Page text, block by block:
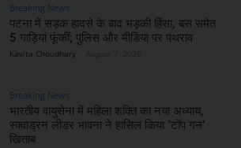
Breaking News
पटना में सड़क हादसे के बाद भड़की हिंसा, बस समेत
5 गाड़ियां फूंकीं; पुलिस और मीडिया पर पथराव
Kavita Choudhary
Breaking News
भारतीय वायुसेना में महिला शक्ति का नया अध्याय,
स्क्वाड्रन लीडर भावना ने हासिल किया ‘टॉप गन’
खिताब